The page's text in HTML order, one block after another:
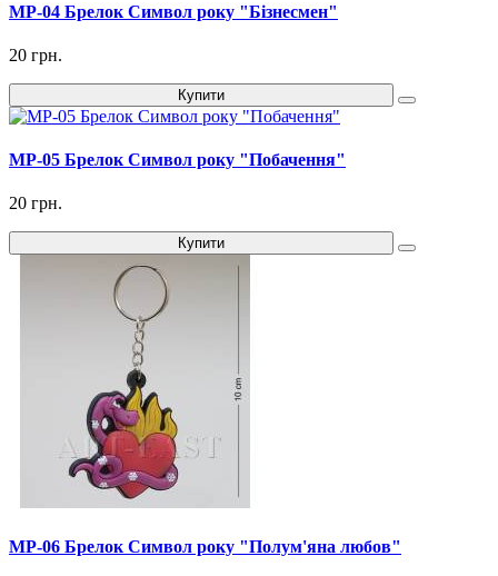
MP-04 Брелок Символ року "Бізнесмен"
20 грн.
Купити
MP-05 Брелок Символ року "Побачення"
20 грн.
Купити
MP-06 Брелок Символ року "Полум'яна любов"